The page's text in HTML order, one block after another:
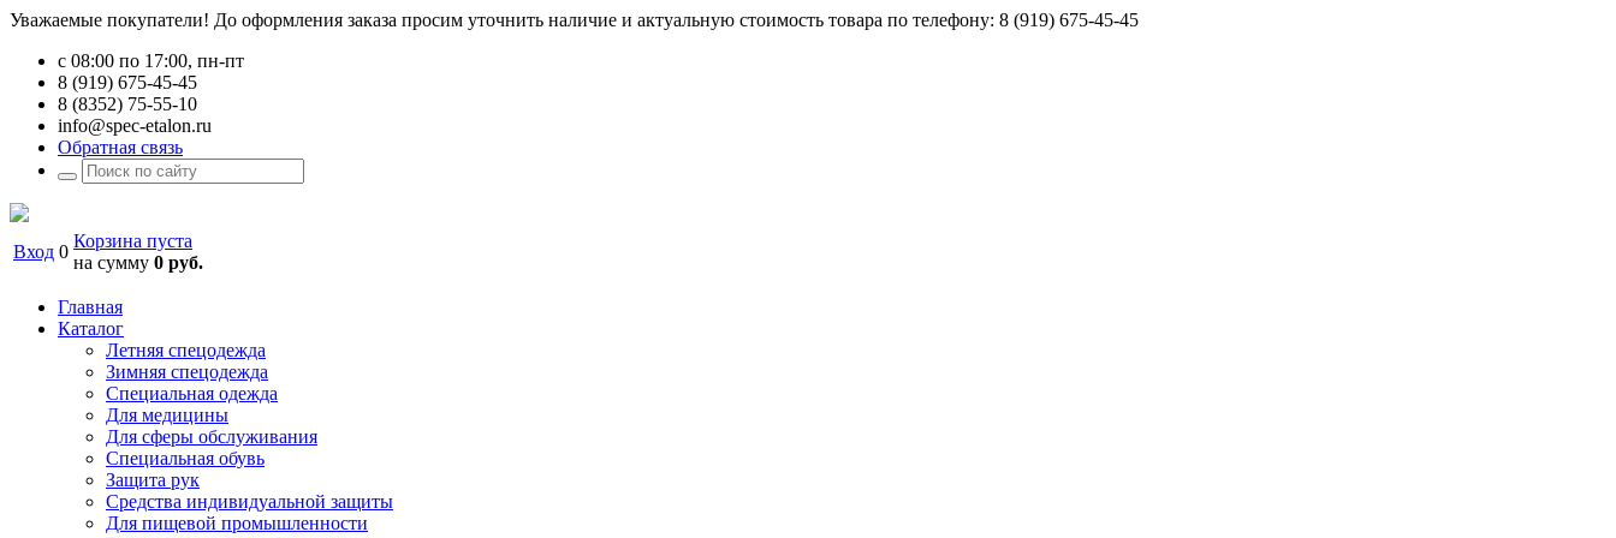
Уважаемые покупатели! До оформления заказа просим уточнить наличие и актуальную стоимость товара по телефону: 8 (919) 675-45-45
с 08:00 по 17:00, пн-пт
8 (919) 675-45-45
8 (8352) 75-55-10
info@spec-etalon.ru
Обратная связь
Вход 0
Корзина пуста
на сумму 0 руб.
Главная
Каталог
Летняя спецодежда
Зимняя спецодежда
Специальная одежда
Для медицины
Для сферы обслуживания
Специальная обувь
Защита рук
Средства индивидуальной защиты
Для пищевой промышленности